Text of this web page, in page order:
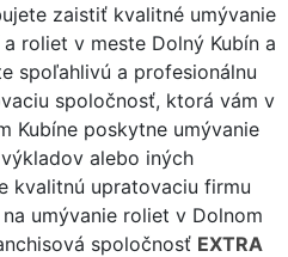
zaistiť kvalitné umývanie
roliet v meste Dolný Kubín a
spoľahlivú a profesionálnu
spoločnosť, ktorá vám v
Kubíne poskytne umývanie
alebo iných
kvalitnú upratovaciu firmu
umývanie roliet v Dolnom
spoločnosť EXTRA